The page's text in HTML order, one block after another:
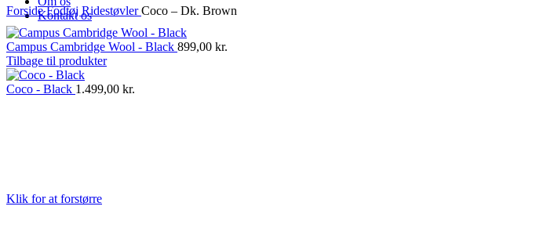
Kontakt os
ForsideFodtøj RidestøvlerCoco – Dk. Brown
Campus Cambridge Wool - Black 899,00 kr.
Tilbage til produkter
Coco - Black 1.499,00 kr.
Klik for at forstørre